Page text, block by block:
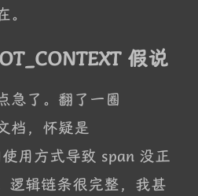
假说
急了。翻了一圈
档，怀疑是
使用方式导致 span 没正
逻辑链条很完整，我甚